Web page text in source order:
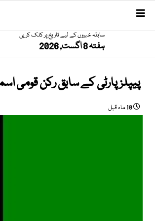
سابقہ خبروں کے لیے تاریخ پر کلک کریں
ہفتہ 8 اگست, 2026
پیپلزپارٹی کے سابق رکن قومی
10 ماہ قبل